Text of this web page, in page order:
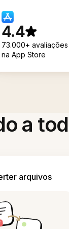
4.4
73.000+ avaliações
na App Store
a
arquivos